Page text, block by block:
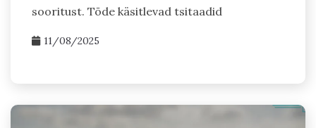
sooritust. Tõde käsitlevad tsitaadid
11/08/2025